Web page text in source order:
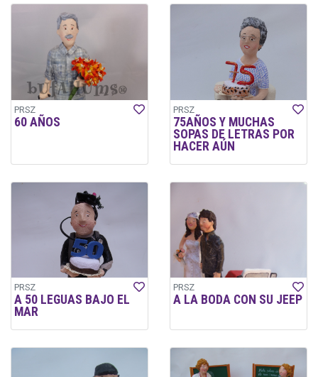
PRSZ
60 AÑOS
PRSZ
75AÑOS Y MUCHAS
SOPAS DE LETRAS POR
HACER AÚN
PRSZ
A 50 LEGUAS BAJO EL
MAR
PRSZ
A LA BODA CON SU JEEP